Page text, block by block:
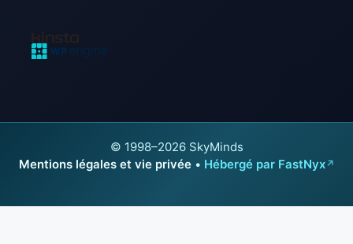
© 1998–2026 SkyMinds
Mentions légales et vie privée • Hébergé par FastNyx